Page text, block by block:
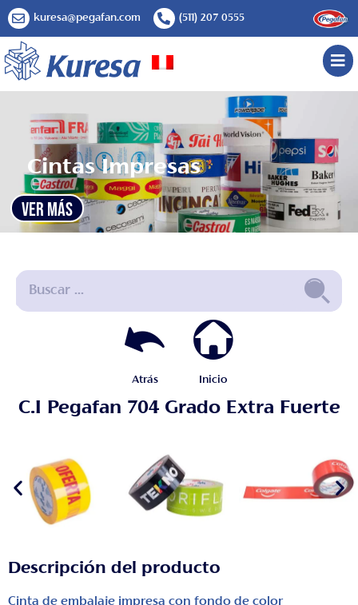
kuresa@pegafan.com (511) 207 0555
Cintas Impresas
VER MÁS
Atrás Inicio
C.I Pegafan 704 Grado Extra Fuerte
Descripción del producto
Cinta de embalaje impresa con fondo de color